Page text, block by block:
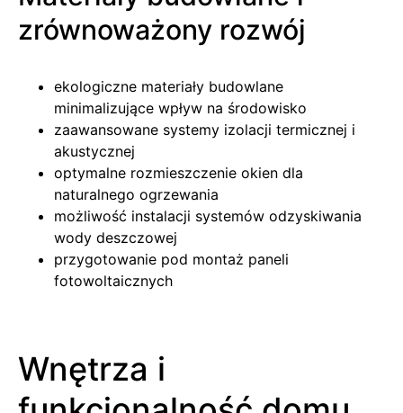
zrównoważony rozwój
ekologiczne materiały budowlane
minimalizujące wpływ na środowisko
zaawansowane systemy izolacji termicznej i
akustycznej
optymalne rozmieszczenie okien dla
naturalnego ogrzewania
możliwość instalacji systemów odzyskiwania
wody deszczowej
przygotowanie pod montaż paneli
fotowoltaicznych
Wnętrza i